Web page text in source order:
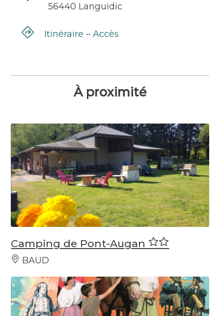
56440 Languidic
Itinéraire – Accès
À proximité
Camping de Pont-Augan
BAUD